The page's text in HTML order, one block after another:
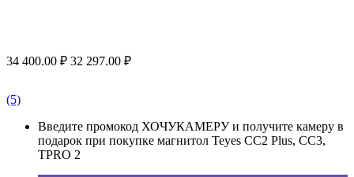
34 400.00 ₽ 32 297.00 ₽
(5)
Введите промокод ХОЧУКАМЕРУ и получите камеру в
подарок при покупке магнитол Teyes CC2 Plus, CC3,
TPRO 2